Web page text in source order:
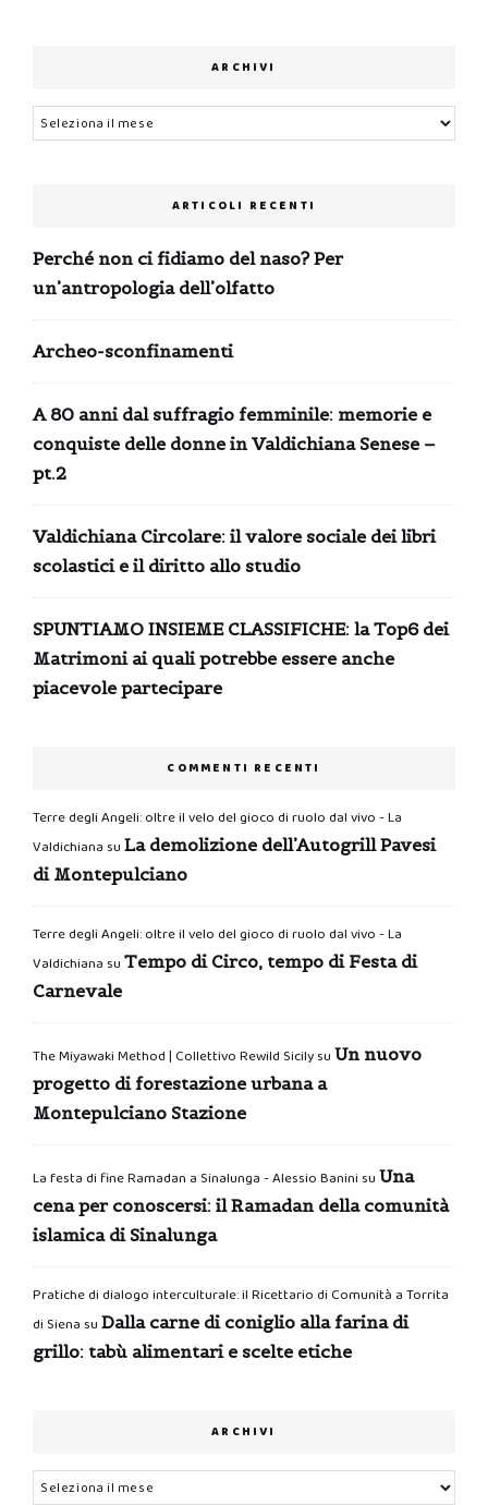
ARCHIVI
Archivi
ARTICOLI RECENTI
Perché non ci fidiamo del naso? Per
un’antropologia dell’olfatto
Archeo-sconfinamenti
A 80 anni dal suffragio femminile: memorie e
conquiste delle donne in Valdichiana Senese –
pt.2
Valdichiana Circolare: il valore sociale dei libri
scolastici e il diritto allo studio
SPUNTIAMO INSIEME CLASSIFICHE: la Top6 dei
Matrimoni ai quali potrebbe essere anche
piacevole partecipare
COMMENTI RECENTI
Terre degli Angeli: oltre il velo del gioco di ruolo dal vivo - La
Valdichiana su La demolizione dell’Autogrill Pavesi
di Montepulciano
Terre degli Angeli: oltre il velo del gioco di ruolo dal vivo - La
Valdichiana su Tempo di Circo, tempo di Festa di
Carnevale
The Miyawaki Method | Collettivo Rewild Sicilysu Un nuovo
progetto di forestazione urbana a
Montepulciano Stazione
La festa di fine Ramadan a Sinalunga - Alessio Banini su Una
cena per conoscersi: il Ramadan della comunità
islamica di Sinalunga
Pratiche di dialogo interculturale: il Ricettario di Comunità a Torrita
di Siena su Dalla carne di coniglio alla farina di
grillo: tabù alimentari e scelte etiche
ARCHIVI
Archivi